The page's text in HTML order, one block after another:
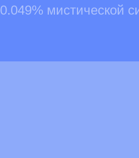
0.049% мистической